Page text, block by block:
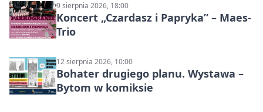
9 sierpnia 2026, 18:00
Koncert „Czardasz i Papryka” – Maes-
Trio
12 sierpnia 2026, 10:00
Bohater drugiego planu. Wystawa –
Bytom w komiksie